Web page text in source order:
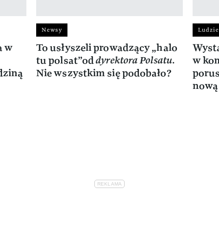
w
Newsy
To usłyszeli prowadzący „halo
tu polsat”oddyrektora Polsatu.
Nie wszystkim się podobało?
Ludzie
w